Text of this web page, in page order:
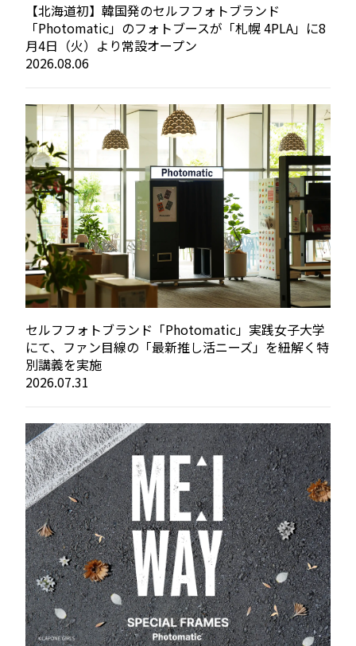
【北海道初】韓国発のセルフフォトブランド
「Photomatic」のフォトブースが「札幌 4PLA」に8
月4日（火）より常設オープン
2026.08.06
セルフフォトブランド「Photomatic」実践女子大学
にて、ファン目線の「最新推し活ニーズ」を紐解く特
別講義を実施
2026.07.31